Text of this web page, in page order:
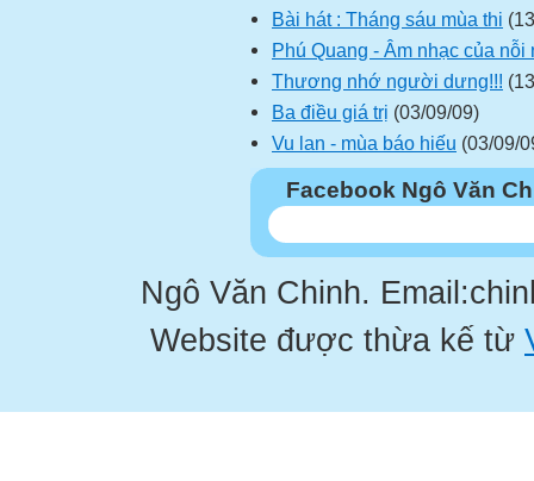
Bài hát : Tháng sáu mùa thi
Phú Quang - Âm nhạc của nỗi
Thương nhớ người dưng!!!
Ba điều giá trị (03/09/09)
Vu lan - mùa báo hiếu (03/09/
Facebook Ngô Văn
Ngô Văn Chinh.
Website được thừa kế từ